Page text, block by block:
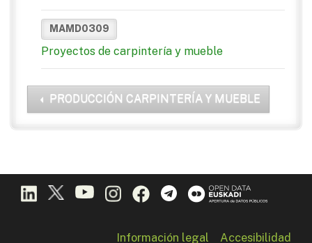
MAMD0309
Proyectos de carpintería y mueble
PRODUCCIÓN CARPINTERÍA Y MUEBLE
Información legal Accesibilidad